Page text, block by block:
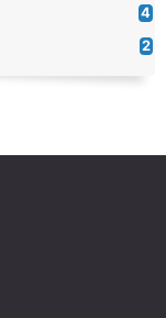
4
2